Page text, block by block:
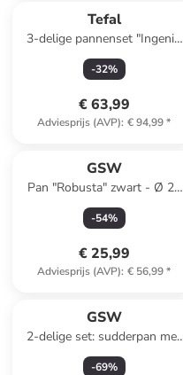
Tefal
3-delige pannenset "Ingenio
XL Force" zwart
-32%
€ 63,99
Adviesprijs (AVP): € 94,99*
GSW
Pan "Robusta" zwart - Ø 28
cm
-54%
€ 25,99
Adviesprijs (AVP): € 56,99*
GSW
2-delige set: sudderpan met
deksel "Inoxxa" zilverkleurig -
-69%